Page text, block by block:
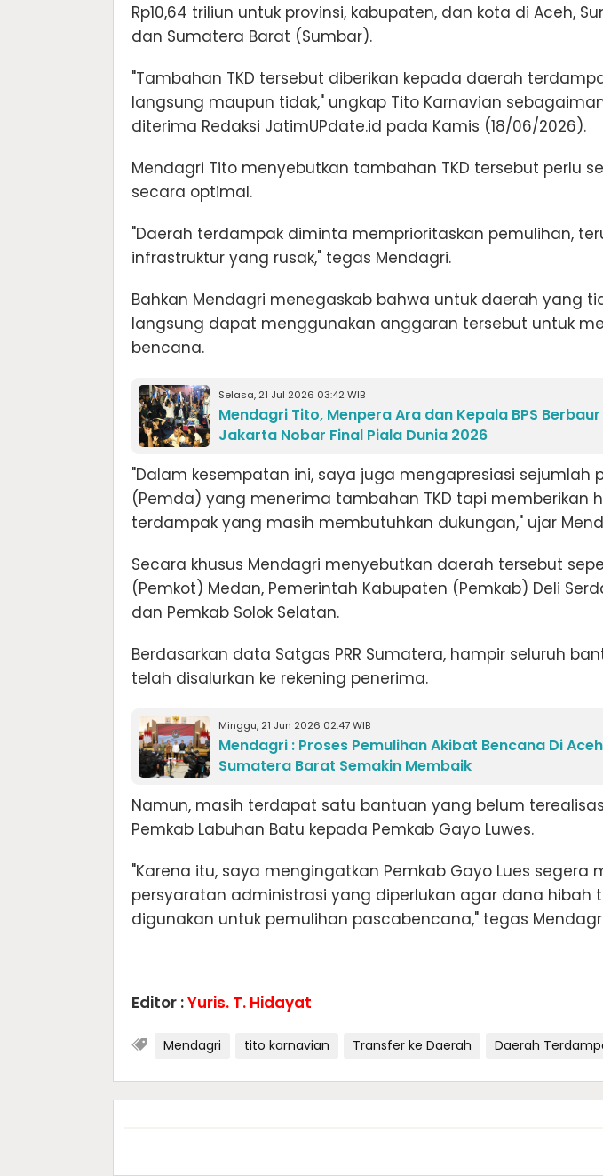
Rp10,64 triliun untuk provinsi, kabupaten, dan kota di Aceh,
dan Sumatera Barat (Sumbar).
"Tambahan TKD tersebut diberikan kepada daerah
langsung maupun tidak," ungkap Tito Karnavian
diterima Redaksi JatimUPdate.id pada Kamis (18/06/2026).
Mendagri Tito menyebutkan tambahan TKD tersebut perlu
secara optimal.
"Daerah terdampak diminta memprioritaskan pemulihan,
infrastruktur yang rusak," tegas Mendagri.
Bahkan Mendagri menegaskab bahwa untuk daerah yang
langsung dapat menggunakan anggaran tersebut untuk
bencana.
Selasa, 21 Jul 2026 03:42 WIB
Mendagri Tito, Menpera Ara dan Kepala BPS
Jakarta Nobar Final Piala Dunia 2026
"Dalam kesempatan ini, saya juga mengapresiasi sejumlah
(Pemda) yang menerima tambahan TKD tapi memberikan
terdampak yang masih membutuhkan dukungan," ujar
Secara khusus Mendagri menyebutkan daerah tersebut
(Pemkot) Medan, Pemerintah Kabupaten (Pemkab) Deli
dan Pemkab Solok Selatan.
Berdasarkan data Satgas PRR Sumatera, hampir seluruh
telah disalurkan ke rekening penerima.
Minggu, 21 Jun 2026 02:47 WIB
Mendagri : Proses Pemulihan Akibat Bencana Di
Sumatera Barat Semakin Membaik
Namun, masih terdapat satu bantuan yang belum
Pemkab Labuhan Batu kepada Pemkab Gayo Luwes.
"Karena itu, saya mengingatkan Pemkab Gayo Lues segera
persyaratan administrasi yang diperlukan agar dana hibah
digunakan untuk pemulihan pascabencana," tegas
Editor :Yuris. T. Hidayat
Mendagri tito karnavian Transfer ke Daerah Daerah